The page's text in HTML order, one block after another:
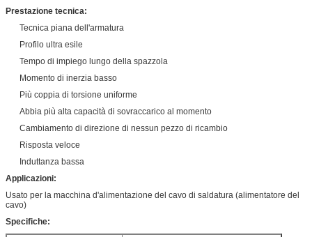
Prestazione tecnica:
Tecnica piana dell'armatura
Profilo ultra esile
Tempo di impiego lungo della spazzola
Momento di inerzia basso
Più coppia di torsione uniforme
Abbia più alta capacità di sovraccarico al momento
Cambiamento di direzione di nessun pezzo di ricambio
Risposta veloce
Induttanza bassa
Applicazioni:
Usato per la macchina d'alimentazione del cavo di saldatura (alimentatore del
cavo)
Specifiche: